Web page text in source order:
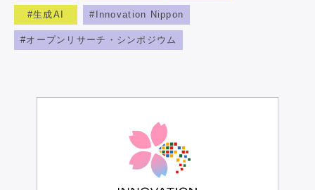
生成AI Innovation Nippon
オープンリサーチ・シンポジウム